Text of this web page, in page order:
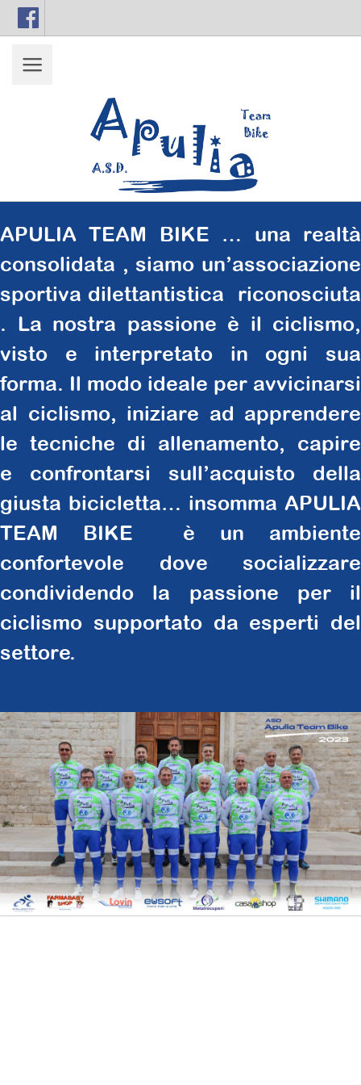
APULIA TEAM BIKE … una realtà
consolidata , siamo un’associazione
sportiva dilettantistica riconosciuta
. La nostra passione è il ciclismo,
visto e interpretato in ogni sua
forma. Il modo ideale per avvicinarsi
al ciclismo, iniziare ad apprendere
le tecniche di allenamento, capire
e confrontarsi sull’acquisto della
giusta bicicletta… insomma APULIA
TEAM BIKE è un ambiente
confortevole dove socializzare
condividendo la passione per il
ciclismo supportato da esperti del
settore.